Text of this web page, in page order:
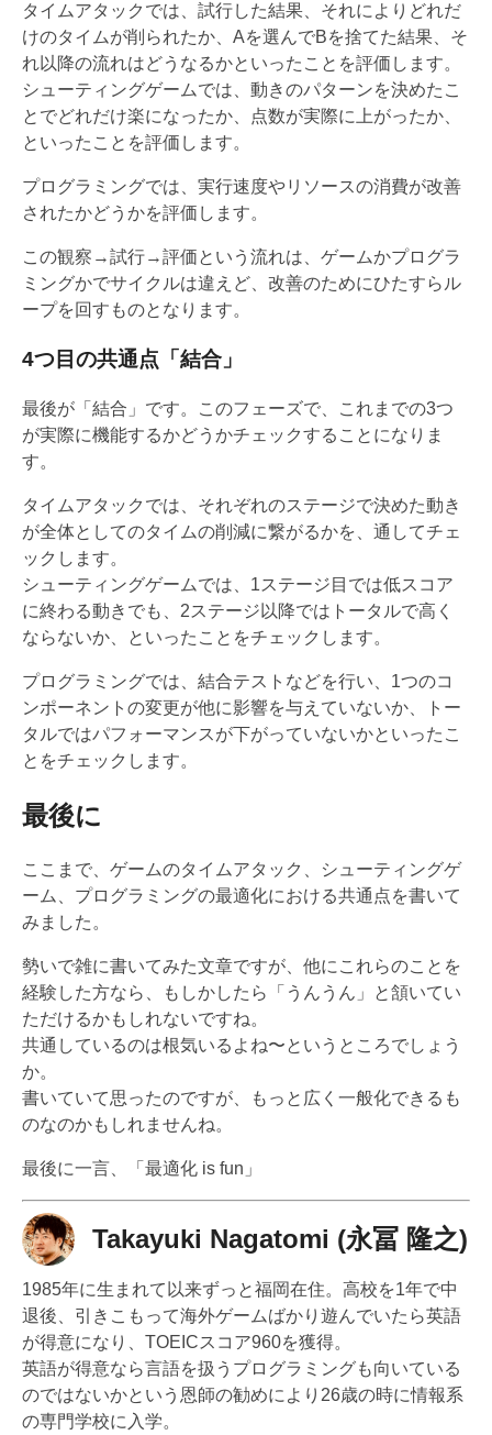
タイムアタックでは、試行した結果、それによりどれだ
けのタイムが削られたか、Aを選んでBを捨てた結果、そ
れ以降の流れはどうなるかといったことを評価します。
シューティングゲームでは、動きのパターンを決めたこ
とでどれだけ楽になったか、点数が実際に上がったか、
といったことを評価します。
プログラミングでは、実行速度やリソースの消費が改善
されたかどうかを評価します。
この観察→試行→評価という流れは、ゲームかプログラ
ミングかでサイクルは違えど、改善のためにひたすらル
ープを回すものとなります。
4つ目の共通点「結合」
最後が「結合」です。このフェーズで、これまでの3つ
が実際に機能するかどうかチェックすることになりま
す。
タイムアタックでは、それぞれのステージで決めた動き
が全体としてのタイムの削減に繋がるかを、通してチェ
ックします。
シューティングゲームでは、1ステージ目では低スコア
に終わる動きでも、2ステージ以降ではトータルで高く
ならないか、といったことをチェックします。
プログラミングでは、結合テストなどを行い、1つのコ
ンポーネントの変更が他に影響を与えていないか、トー
タルではパフォーマンスが下がっていないかといったこ
とをチェックします。
最後に
ここまで、ゲームのタイムアタック、シューティングゲ
ーム、プログラミングの最適化における共通点を書いて
みました。
勢いで雑に書いてみた文章ですが、他にこれらのことを
経験した方なら、もしかしたら「うんうん」と頷いてい
ただけるかもしれないですね。
共通しているのは根気いるよね〜というところでしょう
か。
書いていて思ったのですが、もっと広く一般化できるも
のなのかもしれませんね。
最後に一言、「最適化 is fun」
Takayuki Nagatomi (永冨 隆之)
1985年に生まれて以来ずっと福岡在住。高校を1年で中
退後、引きこもって海外ゲームばかり遊んでいたら英語
が得意になり、TOEICスコア960を獲得。
英語が得意なら言語を扱うプログラミングも向いている
のではないかという恩師の勧めにより26歳の時に情報系
の専門学校に入学。